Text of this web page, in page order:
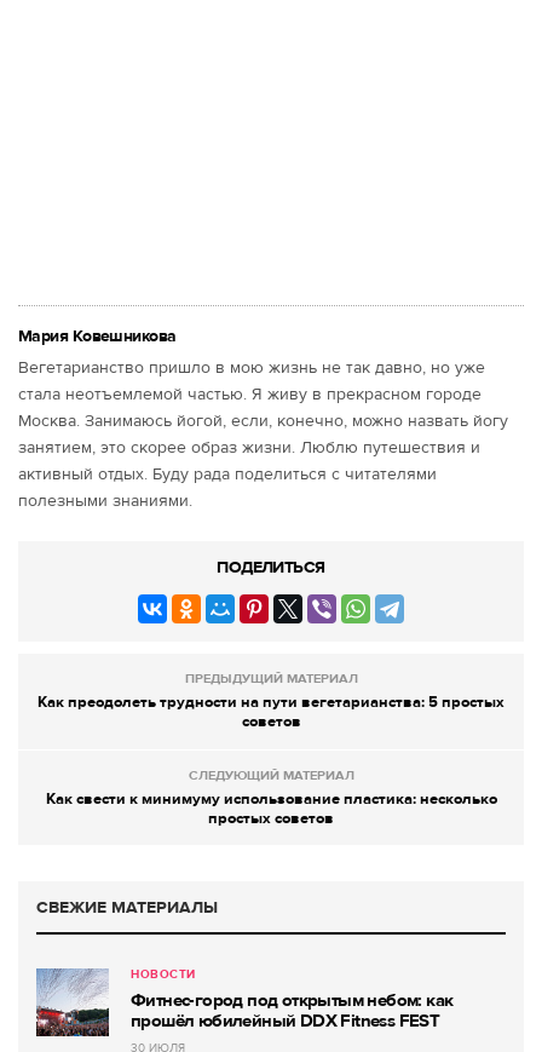
Мария Ковешникова
Вегетарианство пришло в мою жизнь не так давно, но уже
стала неотъемлемой частью. Я живу в прекрасном городе
Москва. Занимаюсь йогой, если, конечно, можно назвать йогу
занятием, это скорее образ жизни. Люблю путешествия и
активный отдых. Буду рада поделиться с читателями
полезными знаниями.
ПОДЕЛИТЬСЯ
ПРЕДЫДУЩИЙ МАТЕРИАЛ
Как преодолеть трудности на пути вегетарианства: 5 простых
советов
СЛЕДУЮЩИЙ МАТЕРИАЛ
Как свести к минимуму использование пластика: несколько
простых советов
СВЕЖИЕ МАТЕРИАЛЫ
НОВОСТИ
Фитнес-город под открытым небом: как
прошёл юбилейный DDX Fitness FEST
30 ИЮЛЯ